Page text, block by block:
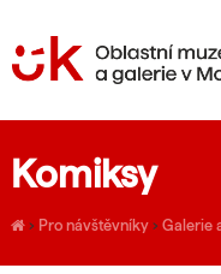
Komiksy
› Pro návštěvníky› Galerie